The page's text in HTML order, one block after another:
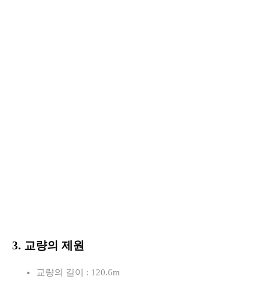
3. 교량의 제원
교량의 길이 : 120.6m